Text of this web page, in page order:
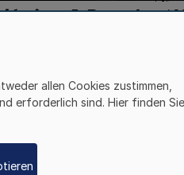
allen Cookies zustimmen,
erforderlich sind. Hier finden Sie